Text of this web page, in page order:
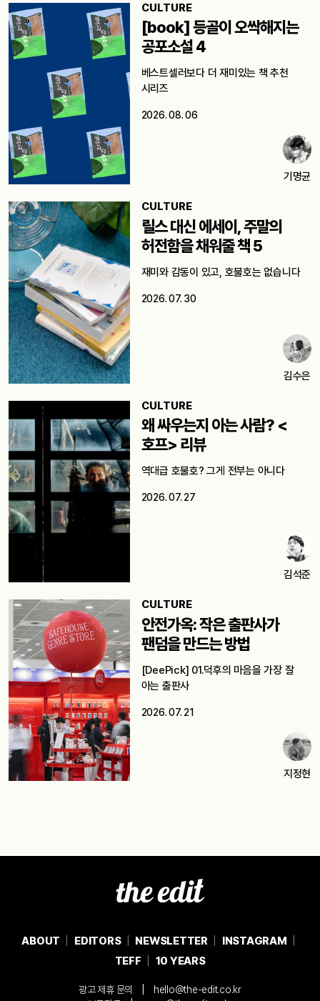
CULTURE
[book] 등골이 오싹해지는
공포소설 4
베스트셀러보다 더 재미있는 책 추천
시리즈
2026. 08. 06
기명균
CULTURE
릴스 대신 에세이, 주말의
허전함을 채워줄 책 5
재미와 감동이 있고, 호불호는 없습니다
2026. 07. 30
김수은
CULTURE
왜 싸우는지 아는 사람? <
호프> 리뷰
역대급 호불호? 그게 전부는 아니다
2026. 07. 27
김석준
CULTURE
안전가옥: 작은 출판사가
팬덤을 만드는 방법
[DeePick] 01.덕후의 마음을 가장 잘
아는 출판사
2026. 07. 21
지정현
ABOUT EDITORS NEWSLETTER
INSTAGRAM
TEFF
10 YEARS
광고 제휴 문의
hello@the-edit.co.kr